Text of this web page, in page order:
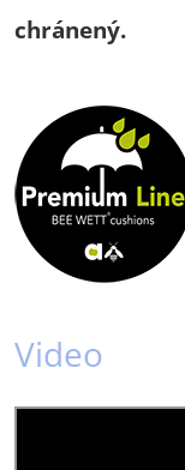
chránený.
Video